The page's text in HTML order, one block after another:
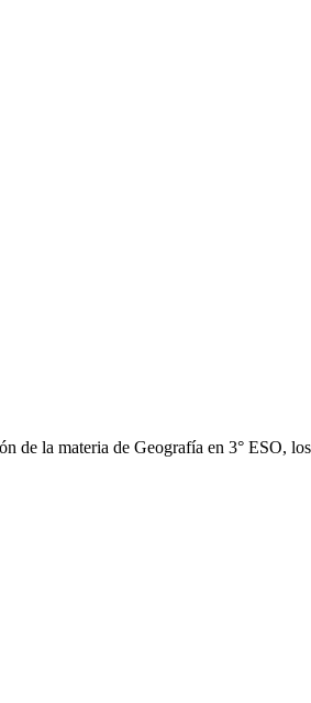
de la materia de Geografía en 3° ESO,